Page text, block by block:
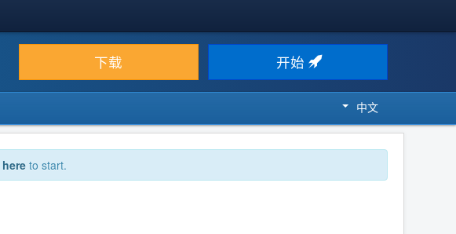
下载 开始
中文
here to start.